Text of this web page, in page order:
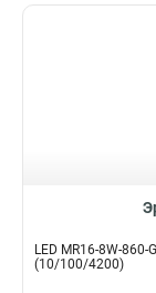
LED MR16-8W-
(10/100/4200)